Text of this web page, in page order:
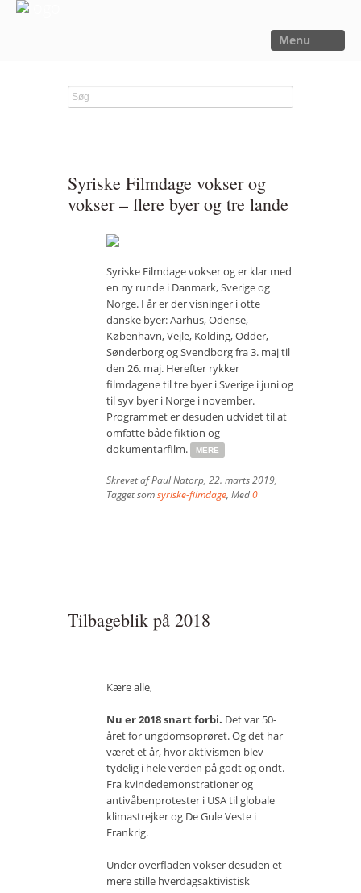
Menu
Politikker og vedtægter
Syriske Filmdage vokser og
vokser – flere byer og tre lande
Syriske Filmdage vokser og er klar med
en ny runde i Danmark, Sverige og
Norge. I år er der visninger i otte
danske byer: Aarhus, Odense,
København, Vejle, Kolding, Odder,
Sønderborg og Svendborg fra 3. maj til
den 26. maj. Herefter rykker
filmdagene til tre byer i Sverige i juni og
til syv byer i Norge i november.
Programmet er desuden udvidet til at
omfatte både fiktion og
dokumentarfilm.
MERE
Skrevet afPaul Natorp, 22. marts 2019,
Tagget somsyriske-filmdage, Med0
Tilbageblik på 2018
Kære alle,
Nu er 2018 snart forbi. Det var 50-
året for ungdomsoprøret. Og det har
været et år, hvor aktivismen blev
tydelig i hele verden på godt og ondt.
Fra kvindedemonstrationer og
antivåbenprotester i USA til globale
klimastrejker og De Gule Veste i
Frankrig.
Under overfladen vokser desuden et
mere stille hverdagsaktivistisk